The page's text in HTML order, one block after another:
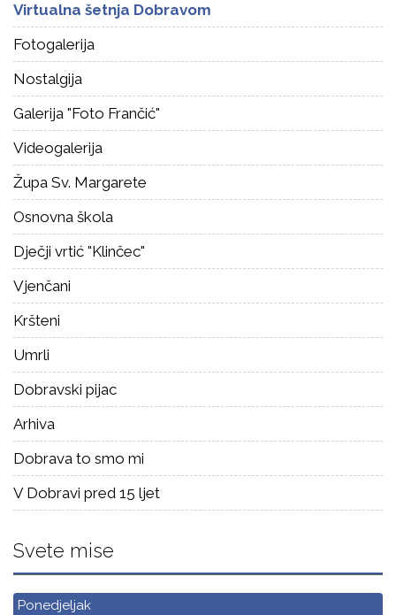
Virtualna šetnja Dobravom
Fotogalerija
Nostalgija
Galerija "Foto Frančić"
Videogalerija
Župa Sv. Margarete
Osnovna škola
Dječji vrtić "Klinčec"
Vjenčani
Kršteni
Umrli
Dobravski pijac
Arhiva
Dobrava to smo mi
V Dobravi pred 15 ljet
Svete mise
Ponedjeljak